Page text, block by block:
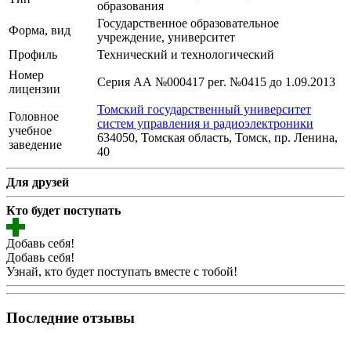
образования
Форма, вид
Государственное образовательное
учреждение, университет
Профиль
Технический и технологический
Номер
лицензии
Серия АА №000417 рег. №0415 до 1.09.2013
Головное
учебное
заведение
Томский государственный университет
систем управления и радиоэлектроники
634050, Томская область, Томск, пр. Ленина,
40
Для друзей
Кто будет поступать
Добавь себя!
Добавь себя!
Узнай, кто будет поступать вместе с тобой!
Последние отзывы